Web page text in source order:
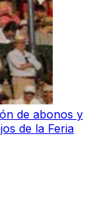
de abonos y
de la Feria